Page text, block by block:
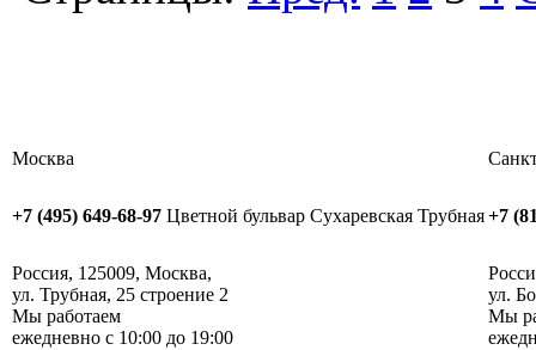
Москва
+7 (495) 649-68-97 Цветной бульвар Сухаревская Трубная+7
Россия, 125009, Москва, ‎
ул. Трубная, 25 строение 2
Мы работаем
ежедневно с 10:00 до 19:00
ул.
Мы